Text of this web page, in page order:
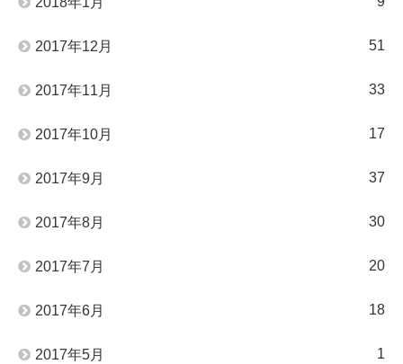
2017年12月 51
2017年11月 33
2017年10月 17
2017年9月 37
2017年8月 30
2017年7月 20
2017年6月 18
2017年5月 1